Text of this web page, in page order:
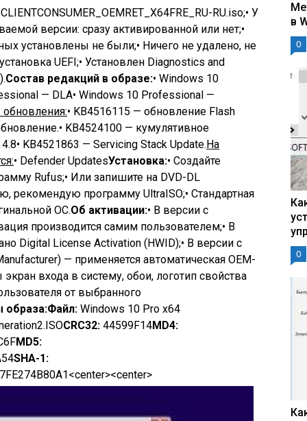
RU.iso;• У
версии: сразу активированной или нет;•
установлены не были;• Ничего не удалено, не
UEFI;• Установлен Diagnostics and
Состав редакций в образе:• Windows 10
— DLA• Windows 10 Professional —
• KB4516115 — обновление Flash
KB4524100 — кумулятивное
KB4521863 — Servicing Stack Update.На
• Defender UpdatesУстановка:• Создайте
Rufus;• Или запишите на DVD-DL
рекомендую программу UltraISO;• Стандартная
ОС.Об активации:• В версии с
производится самим пользователем;• В
Digital License Activation (HWID);• В версии с
— применяется автоматическая OEM-
входа в систему, обои, логотип свойства
от выбранного
образа:Файл: Windows 10 Pro x64
CRC32: 44599F14MD4:
MD5:
SHA-1:
в
0
0